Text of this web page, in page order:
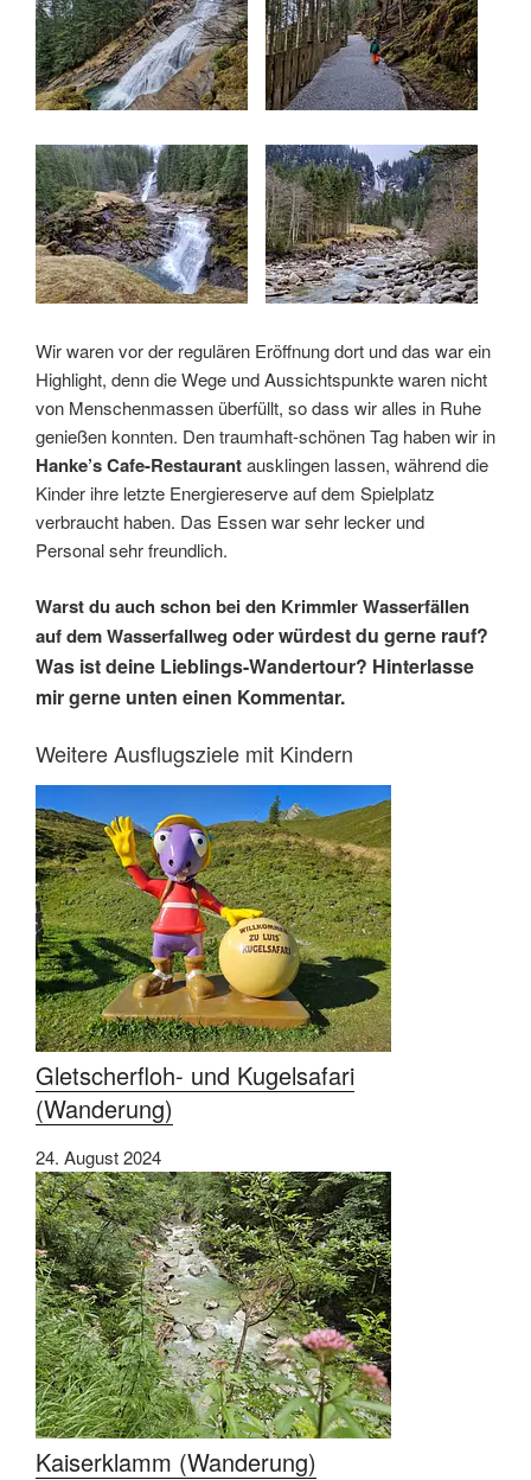
Wir waren vor der regulären Eröffnung dort und das war ein
Highlight, denn die Wege und Aussichtspunkte waren nicht
von Menschenmassen überfüllt, so dass wir alles in Ruhe
genießen konnten. Den traumhaft-schönen Tag haben wir in
Hanke’s Cafe-Restaurantausklingen lassen, während die
Kinder ihre letzte Energiereserve auf dem Spielplatz
verbraucht haben. Das Essen war sehr lecker und
Personal sehr freundlich.
Warst du auch schon bei den Krimmler Wasserfällen
auf dem Wasserfallweg oder würdest du gerne rauf?
Was ist deine Lieblings-Wandertour? Hinterlasse
mir gerne unten einen Kommentar.
Weitere Ausflugsziele mit Kindern​
Gletscherfloh- und Kugelsafari
(Wanderung)
24. August 2024
Kaiserklamm (Wanderung)